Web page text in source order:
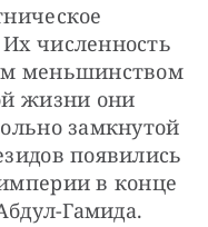
численность
меньшинством
жизни они
замкнутой
появились
в конце
Гамида.